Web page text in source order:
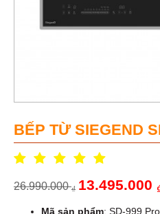
BẾP TỪ SIEGEND
26.990.000₫ 13.495.000
Mã sản phẩm: SD-999